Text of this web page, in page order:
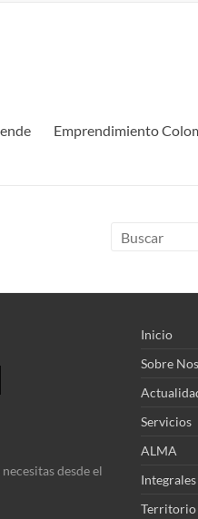
Emprendimiento
desde el
Inicio
Sobre
Servicios
ALMA
Integrales
Territorio